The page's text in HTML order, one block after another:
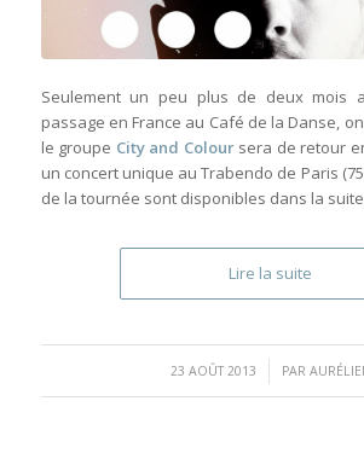
Seulement un peu plus de deux mois
passage en France au Café de la Danse,
le groupe City and Coloursera de retour
un concert unique au Trabendo de Paris
de la tournée sont disponibles dans la
Lire la suite
23 AOÛT 2013
/ PAR